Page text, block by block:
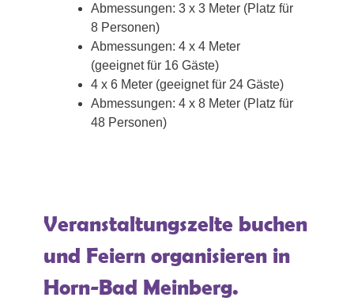
Abmessungen: 3 x 3 Meter (Platz für
8 Personen)
Abmessungen: 4 x 4 Meter
(geeignet für 16 Gäste)
4 x 6 Meter (geeignet für 24 Gäste)
Abmessungen: 4 x 8 Meter (Platz für
48 Personen)
Veranstaltungszelte buchen
und Feiern organisieren in
Horn-Bad Meinberg.